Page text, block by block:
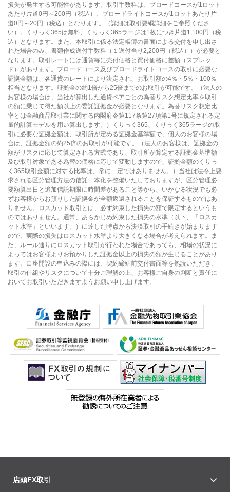
損失が発生する可能性があります。取引手数料は、ブロードコースが1ロット
あたり片道0円～200円（税込）、ブロードライトコースが1ロットあたり片
道0円～20円（税込）となります。（詳細は取引要綱詳細をご参照くださ
い）。くりっく365は無料、くりっく365ラージは1枚につき片道1,100円（税
込）となります。また、本取引に係る法定帳簿の書面による交付を申し出さ
れた場合のみ、書類作成送付手数料（１送付当り2,200円（税込））が必要と
なります。取引レートには通貨毎に売付価格と買付価格に差額（スプレッ
ド）があります。ブロードコース及びブロードライトコースの取引に必要な
証拠金額は、各通貨のレートにより決定され、お取引額の4％・5％・100％
相当となります。証拠金の約1倍から25倍までのお取引が可能です。（法人の
お客様の場合は、当社が算出した通貨ペアごとの為替リスク想定比率を取引
の額に乗じて得た額以上の委託証拠金が必要となります。為替リスク想定比
率とは金融商品取引業に関する内閣府令第117条第27項第1号に規定される定
量的計算モデルを用い算出します。）くりっく365、くりっく365ラージの取
引に必要な証拠金額は、取引所が定める証拠金基準額で、個人のお客様の場
合は、証拠金額の約25倍のお取引が可能です。（法人のお客様は、証拠金の
額がリスクに応じて算定される方式であり、取引所が算定する証拠金基準額
及び取引対象である為替の価格に応じて変動しますので、証拠金額のくりっ
く365取引金額に対する比率は、常に一定ではありません。）当社は法令上要
求される区分管理方法の信託一本化を整備いたしておりますが、区分管理必
要額算出日と追加信託期限に時間差があること等から、いかなる状況でも必
ずお客様からお預りした証拠金が全額返還されることを保証するものではあ
りません。ロスカット取引とは、必ず約束した損失の額で限定するというも
のではありません。通常、あらかじめ約束した損失の水準（以下、「ロスカ
ット水準」といいます。）に達した時点から決済取引の手続きが始まります
ので、実際の損失はロスカット水準より大きくなる場合が考えられます。ま
た、ルール通りにロスカット取引が行われた場合であっても、相場の状況に
よってはお客様よりお預かりした証拠金以上の損失の額が生じることがあり
ます。口座開設の申込みの際には、契約締結前交付書面等を熟読いただき、
取引の仕組やリスクについて十分ご理解の上、お客様ご自身の判断と責任に
おいてお取引いただきますようお願い申し上げます。
店頭FX取引